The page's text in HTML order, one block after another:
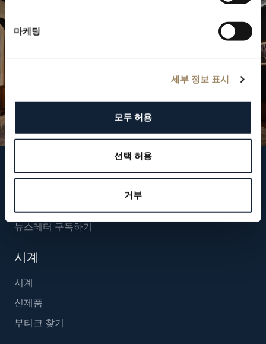
마케팅
세부 정보 표시
모두 허용
선택 허용
거부
브레게 팔로우하기
뉴스레터 구독하기
시계
시계
신제품
부티크 찾기